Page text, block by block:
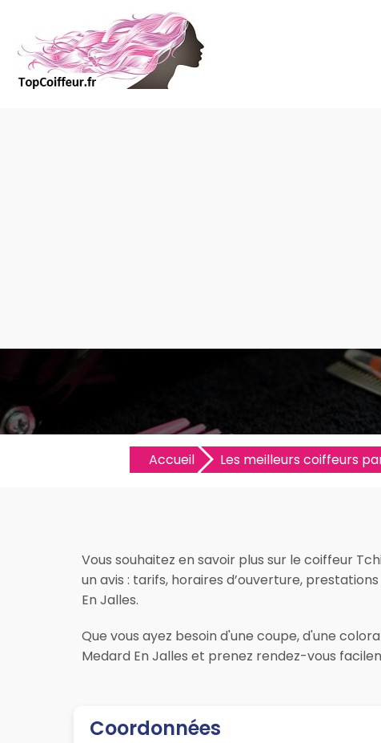
Accueil Les meilleurs coiffeurs
Vous souhaitez en savoir plus sur le coiffeur
un avis : tarifs, horaires d’ouverture,
En Jalles.
Que vous ayez besoin d'une coupe, d'une
Medard En Jalles et prenez rendez-vous
Coordonnées